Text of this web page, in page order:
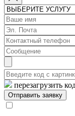
перезагрузить